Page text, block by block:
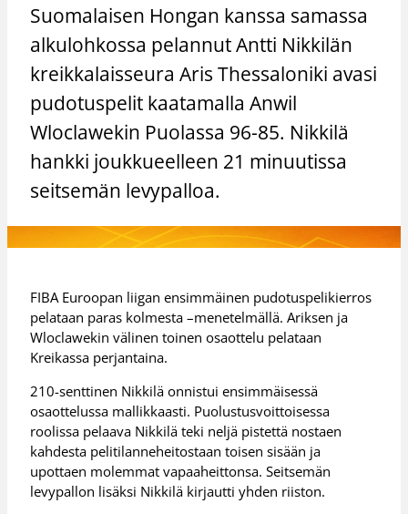
Suomalaisen Hongan kanssa samassa
alkulohkossa pelannut Antti Nikkilän
kreikkalaisseura Aris Thessaloniki avasi
pudotuspelit kaatamalla Anwil
Wloclawekin Puolassa 96-85. Nikkilä
hankki joukkueelleen 21 minuutissa
seitsemän levypalloa.
FIBA Euroopan liigan ensimmäinen pudotuspelikierros
pelataan paras kolmesta –menetelmällä. Ariksen ja
Wloclawekin välinen toinen osaottelu pelataan
Kreikassa perjantaina.
210-senttinen Nikkilä onnistui ensimmäisessä
osaottelussa mallikkaasti. Puolustusvoittoisessa
roolissa pelaava Nikkilä teki neljä pistettä nostaen
kahdesta pelitilanneheitostaan toisen sisään ja
upottaen molemmat vapaaheittonsa. Seitsemän
levypallon lisäksi Nikkilä kirjautti yhden riiston.